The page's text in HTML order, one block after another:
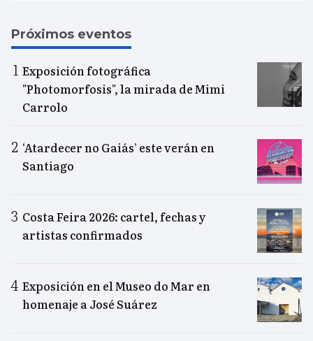
Próximos eventos
Exposición fotográfica
"Photomorfosis", la mirada de Mimi
Carrolo
‘Atardecer no Gaiás’ este verán en
Santiago
Costa Feira 2026: cartel, fechas y
artistas confirmados
Exposición en el Museo do Mar en
homenaje a José Suárez